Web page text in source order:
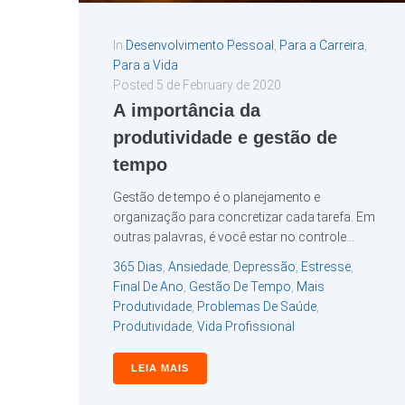
In Desenvolvimento Pessoal Para a Carreira
Para a Vida
Posted 5 de February de 2020
A importância da
produtividade e gestão de
tempo
Gestão de tempo é o planejamento e
organização para concretizar cada tarefa. Em
outras palavras, é você estar no controle...
365 Dias Ansiedade Depressão Estresse
Final De Ano Gestão De Tempo Mais
Produtividade Problemas De Saúde
Produtividade Vida Profissional
LEIA MAIS